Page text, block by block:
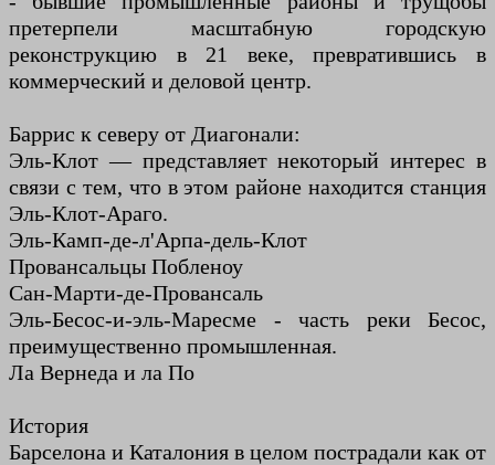
претерпели масштабную городскую
реконструкцию в 21 веке, превратившись в
коммерческий и деловой центр.
Баррис к северу от Диагонали:
Эль-Клот — представляет некоторый интерес в
связи с тем, что в этом районе находится станция
Эль-Клот-Араго.
Эль-Камп-де-л'Арпа-дель-Клот
Провансальцы Побленоу
Сан-Марти-де-Провансаль
Эль-Бесос-и-эль-Маресме - часть реки Бесос,
преимущественно промышленная.
Ла Вернеда и ла По
История
Барселона и Каталония в целом пострадали как от